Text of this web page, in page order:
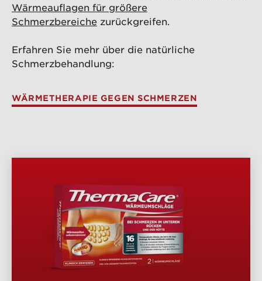
Wärmeauflagen für größere
Schmerzbereiche zurückgreifen.
Erfahren Sie mehr über die natürliche
Schmerzbehandlung:
WÄRMETHERAPIE GEGEN SCHMERZEN